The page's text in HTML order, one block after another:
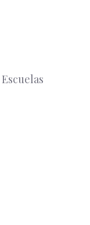
Escuelas